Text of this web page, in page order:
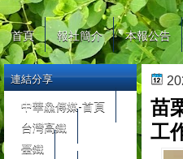
首頁 報社簡介 本報公告
苗
工
連結分享
中華鱻傳媒-首頁
台灣高鐵
臺鐵